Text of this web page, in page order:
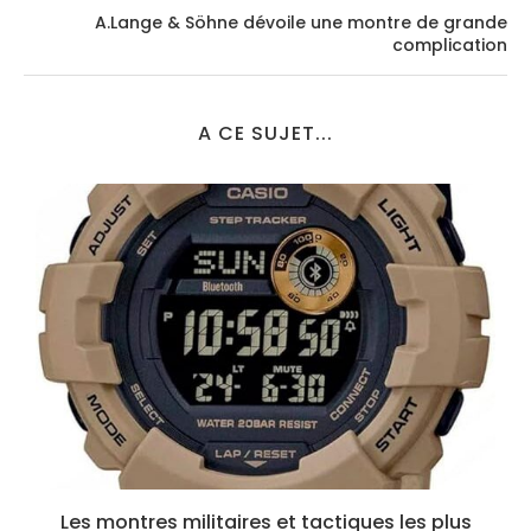
A.Lange & Söhne dévoile une montre de grande
complication
A CE SUJET...
Les montres militaires et tactiques les plus